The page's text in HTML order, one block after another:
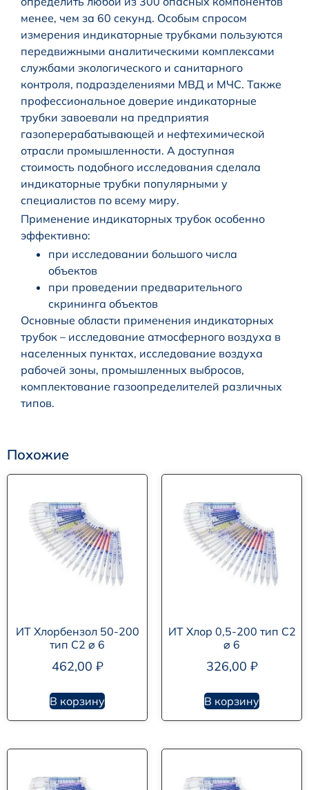
менее, чем за 60 секунд. Особым спросом
измерения индикаторные трубками пользуются
передвижными аналитическими комплексами
службами экологического и санитарного
контроля, подразделениями МВД и МЧС. Также
профессиональное доверие индикаторные
трубки завоевали на предприятия
газоперерабатывающей и нефтехимической
отрасли промышленности. А доступная
стоимость подобного исследования сделала
индикаторные трубки популярными у
специалистов по всему миру.
Применение индикаторных трубок особенно
эффективно:
при исследовании большого числа
объектов
при проведении предварительного
скрининга объектов
Основные области применения индикаторных
трубок – исследование атмосферного воздуха в
населенных пунктах, исследование воздуха
рабочей зоны, промышленных выбросов,
комплектование газоопределителей различных
типов.
Похожие
ИТ Хлорбензол 50-200
тип С2 ⌀ 6
462,00 ₽
В корзину
ИТ Хлор 0,5-200 тип С2
⌀ 6
326,00 ₽
В корзину